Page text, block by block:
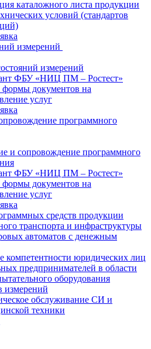
каталожного листа продукции
условий (стандартов
измерений
измерений
ФБУ «НИЦ ПМ – Ростест»
документов на
услуг
программного
и сопровождение программного
ФБУ «НИЦ ПМ – Ростест»
документов на
услуг
средств продукции
транспорта и инфраструктуры
автоматов с денежным
компетентности юридических лиц
предпринимателей в области
оборудования
измерений
обслуживание СИ и
техники